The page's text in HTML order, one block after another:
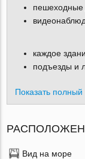
пешеходные
каждое
подъезды и
Показать полный
Вид на море